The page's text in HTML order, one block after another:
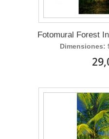
Fotomural Forest
Dimensiones: